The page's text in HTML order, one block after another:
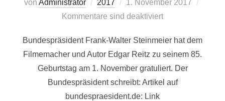
von Administrator 2017
Veröffentlicht
am
1. November 2017
Kommentare sind deaktiviert
Bundespräsident Frank-Walter Steinmeier hat dem
Filmemacher und Autor Edgar Reitz zu seinem 85.
Geburtstag am 1. November gratuliert. Der
Bundespräsident schreibt: Artikel auf
bundespraesident.de: Link